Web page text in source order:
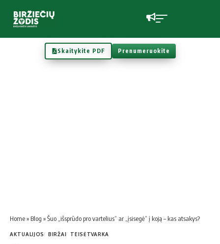
Skaitykite PDF Prenumeruokite
Home» Blog »Šuo „išsprūdo pro vartelius” ar „įsisegė” į koją – kas atsakys?
AKTUALIJOS BIRŽAI TEISĖTVARKA